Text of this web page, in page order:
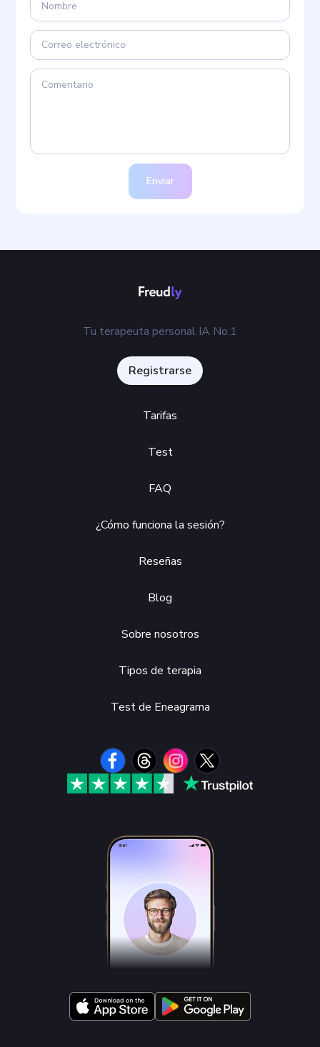
Enviar
Tu terapeuta personal IA No.1
Registrarse
Tarifas
Test
FAQ
¿Cómo funciona la sesión?
Reseñas
Blog
Sobre nosotros
Tipos de terapia
Test de Eneagrama